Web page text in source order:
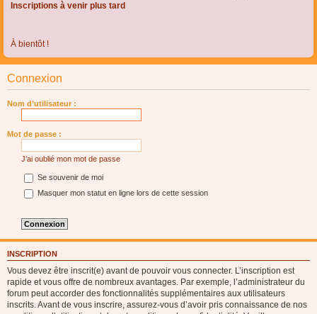
Inscriptions à venir plus tard
À bientôt !
Connexion
Nom d’utilisateur :
Mot de passe :
J’ai oublié mon mot de passe
Se souvenir de moi
Masquer mon statut en ligne lors de cette session
INSCRIPTION
Vous devez être inscrit(e) avant de pouvoir vous connecter. L’inscription est
rapide et vous offre de nombreux avantages. Par exemple, l’administrateur du
forum peut accorder des fonctionnalités supplémentaires aux utilisateurs
inscrits. Avant de vous inscrire, assurez-vous d’avoir pris connaissance de nos